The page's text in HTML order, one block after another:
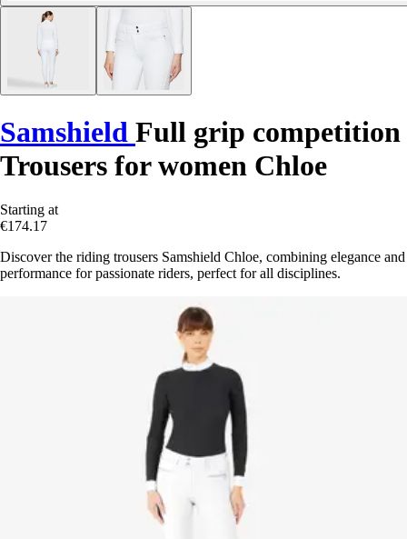
Samshield Full grip competition
Trousers for women Chloe
Starting at
€174.17
Discover the riding trousers Samshield Chloe, combining elegance and
performance for passionate riders, perfect for all disciplines.